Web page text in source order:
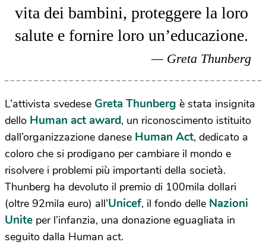
vita dei bambini, proteggere la loro
salute e fornire loro un’educazione.
Greta Thunberg
L’attivista svedese Greta Thunberg è stata insignita
dello Human act award, un riconoscimento istituito
dall’organizzazione danese Human Act, dedicato a
coloro che si prodigano per cambiare il mondo e
risolvere i problemi più importanti della società.
Thunberg ha devoluto il premio di 100mila dollari
(oltre 92mila euro) all’Unicef, il fondo delle Nazioni
Unite per l’infanzia, una donazione eguagliata in
seguito dalla Human act.